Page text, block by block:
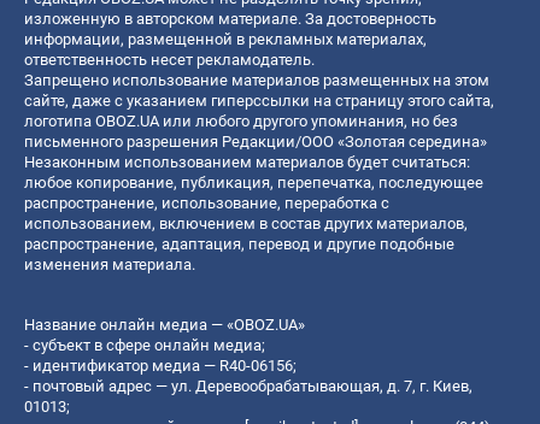
изложенную в авторском материале. За достоверность
информации, размещенной в рекламных материалах,
ответственность несет рекламодатель.
Запрещено использование материалов размещенных на этом
сайте, даже с указанием гиперссылки на страницу этого сайта,
логотипа OBOZ.UA или любого другого упоминания, но без
письменного разрешения Редакции/ООО «Золотая середина»
Незаконным использованием материалов будет считаться:
любое копирование, публикация, перепечатка, последующее
распространение, использование, переработка с
использованием, включением в состав других материалов,
распространение, адаптация, перевод и другие подобные
изменения материала.
Название онлайн медиа — «OBOZ.UA»
- субъект в сфере онлайн медиа;
- идентификатор медиа — R40-06156;
- почтовый адрес — ул. Деревообрабатывающая, д. 7, г. Киев,
01013;